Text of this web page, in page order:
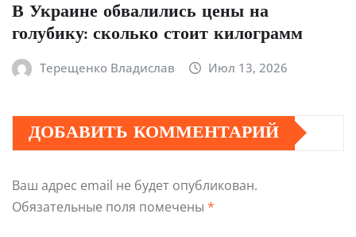
В Украине обвалились цены на
голубику: сколько стоит килограмм
Терещенко Владислав Июл 13, 2026
ДОБАВИТЬ КОММЕНТАРИЙ
Ваш адрес email не будет опубликован.
Обязательные поля помечены *